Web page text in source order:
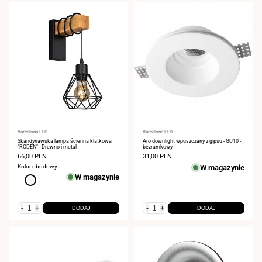
Dostawca:
Barcelona LED
Skandynawska lampa ścienna klatkowa
"RODEN" - Drewno i metal
Cena
sprzedaży
66,00 PLN
Kolor obudowy
Blanco W magazynie
- + DODAJ
Dostawca:
Barcelona LED
Aro downlight wpuszczany z gipsu - GU10 -
bezramkowy
Cena
31,00 PLN
W magazynie
- + DODAJ